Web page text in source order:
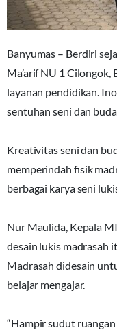
Banyumas – Berdiri
Ma’arif NU 1
layanan pendidikan.
sentuhan seni dan
Kreativitas seni dan
memperindah fisik
berbagai karya seni
Nur Maulida, Kepala
desain lukis madrasah
Madrasah didesain
belajar mengajar.
“Hampir sudut